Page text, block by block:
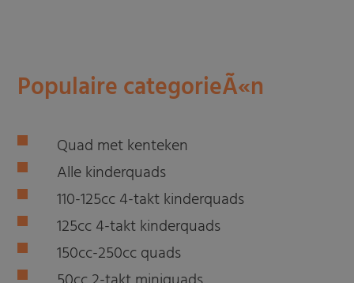
Populaire categorieÃ«n
Quad met kenteken
Alle kinderquads
110-125cc 4-takt kinderquads
125cc 4-takt kinderquads
150cc-250cc quads